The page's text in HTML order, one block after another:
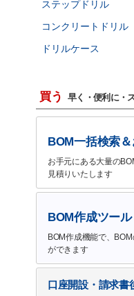
ステップドリル
コンクリートドリル
ドリルケース
買う 早く・便利に・
BOM一括検索＆
お手元にある大量の
見積りいたします
BOM作成ツール
BOM作成機能で、
ができます
口座開設・請求書